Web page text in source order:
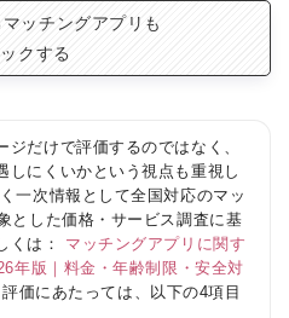
ッチングアプリも
クする
だけで評価するのではなく、
しにくいかという視点も重視し
一次情報として全国対応のマッ
とした価格・サービス調査に基
くは：
マッチングアプリに関す
年版｜料金・年齢制限・安全対
評価にあたっては、以下の4項目